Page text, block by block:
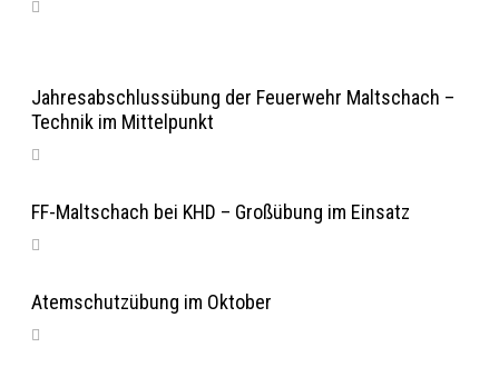
Jahresabschlussübung der Feuerwehr Maltschach –
Technik im Mittelpunkt
FF-Maltschach bei KHD – Großübung im Einsatz
Atemschutzübung im Oktober